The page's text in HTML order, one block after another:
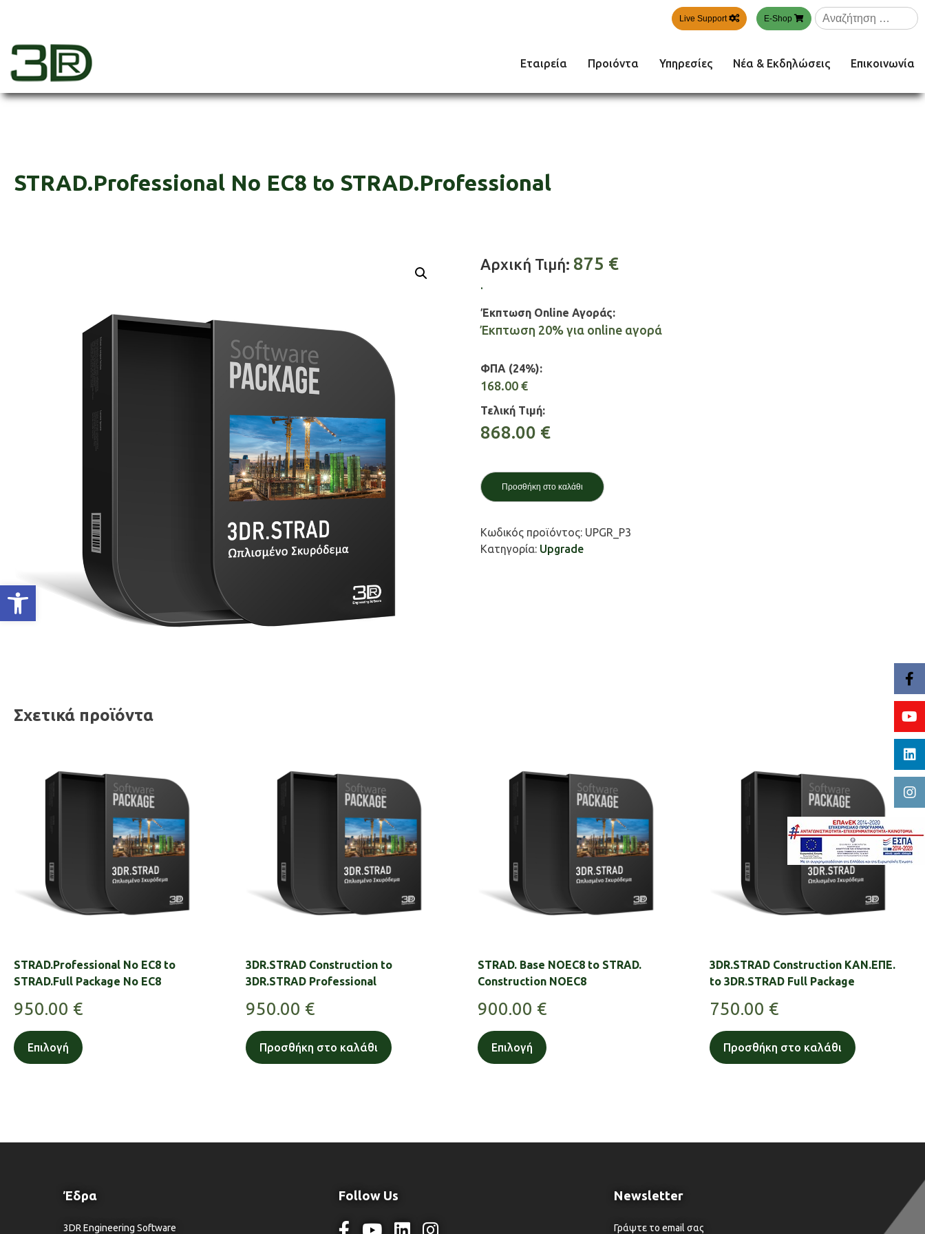
Ανοίξτε τη γραμμή εργαλείων
Live Support E-Shop
Αναζήτηση
για:
3dr
Εταιρεία Προιόντα Υπηρεσίες Νέα & Εκδηλώσεις Επικοινωνία
STRAD.Professional No EC8 to STRAD.Professional
Αρχική Τιμή: 875 €
.
Έκπτωση Online Αγοράς:
Έκπτωση 20% για online αγορά
ΦΠΑ (24%):
168.00 €
Τελική Τιμή:
868.00 €
Προσθήκη στο καλάθι
Κωδικός προϊόντος: UPGR_P3
Κατηγορία: Upgrade
Σχετικά προϊόντα
STRAD.Professional No EC8 to
STRAD.Full Package No EC8
950.00 €
Επιλογή
3DR.STRAD Construction to
3DR.STRAD Professional
950.00 €
Προσθήκη στο καλάθι
STRAD. Base NOEC8 to STRAD.
Construction NOEC8
900.00 €
Επιλογή
3DR.STRAD Construction ΚΑΝ.ΕΠΕ.
to 3DR.STRAD Full Package
750.00 €
Προσθήκη στο καλάθι
Έδρα
3DR Engineering Software
Follow Us Newsletter
Γράψτε το email σας